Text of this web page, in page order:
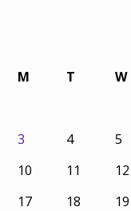
M
T W
3
4 5
10
11 12
17
18 19